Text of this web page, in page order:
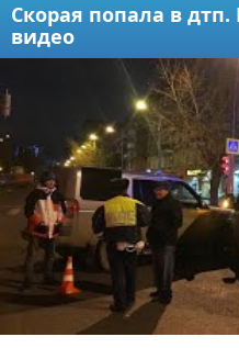
Скорая попала в
видео